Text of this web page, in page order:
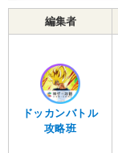
編集者
ドッカンバトル
攻略班